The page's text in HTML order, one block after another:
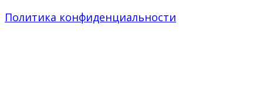
Политика конфиденциальности